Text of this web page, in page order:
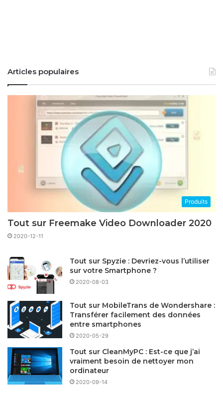
Articles populaires
Produits
Tout sur Freemake Video Downloader 2020
2020-12-11
Tout sur Spyzie : Devriez-vous l’utiliser
sur votre Smartphone ?
2020-08-03
Tout sur MobileTrans de Wondershare :
Transférer facilement des données
entre smartphones
2020-05-29
Tout sur CleanMyPC : Est-ce que j’ai
vraiment besoin de nettoyer mon
ordinateur
2020-09-14